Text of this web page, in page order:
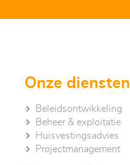
Onze diensten
Beleidsontwikkeling
Beheer & exploitatie
Huisvestingsadvies
Project­management